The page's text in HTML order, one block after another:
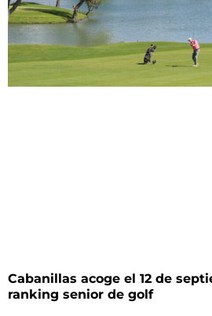
Cabanillas acoge el 12 de
ranking senior de golf